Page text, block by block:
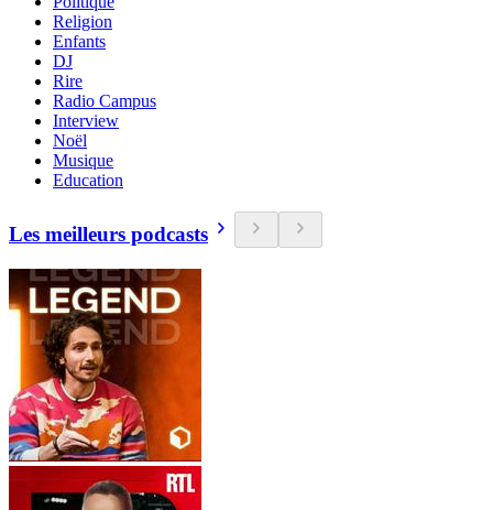
Religion
Enfants
DJ
Rire
Radio Campus
Interview
Noël
Musique
Education
Les meilleurs podcasts